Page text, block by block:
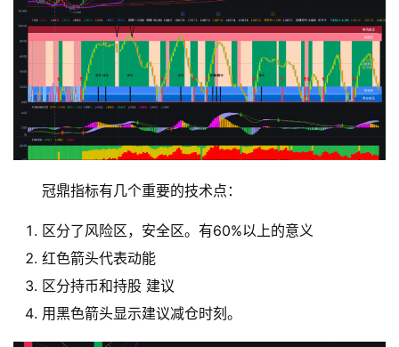
冠鼎指标有几个重要的技术点：
区分了风险区，安全区。有60%以上的意义
红色箭头代表动能
区分持币和持股 建议
用黑色箭头显示建议减仓时刻。